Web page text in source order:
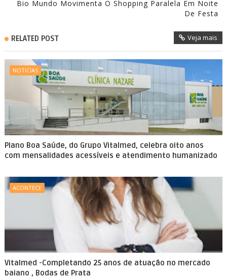
Bio Mundo Movimenta O Shopping Paralela Em Noite
De Festa
RELATED POST Veja mais
NOTICIAS
Plano Boa Saúde, do Grupo Vitalmed, celebra oito anos
com mensalidades acessíveis e atendimento humanizado
ACONTECE
Vitalmed -Completando 25 anos de atuação no mercado
baiano , Bodas de Prata